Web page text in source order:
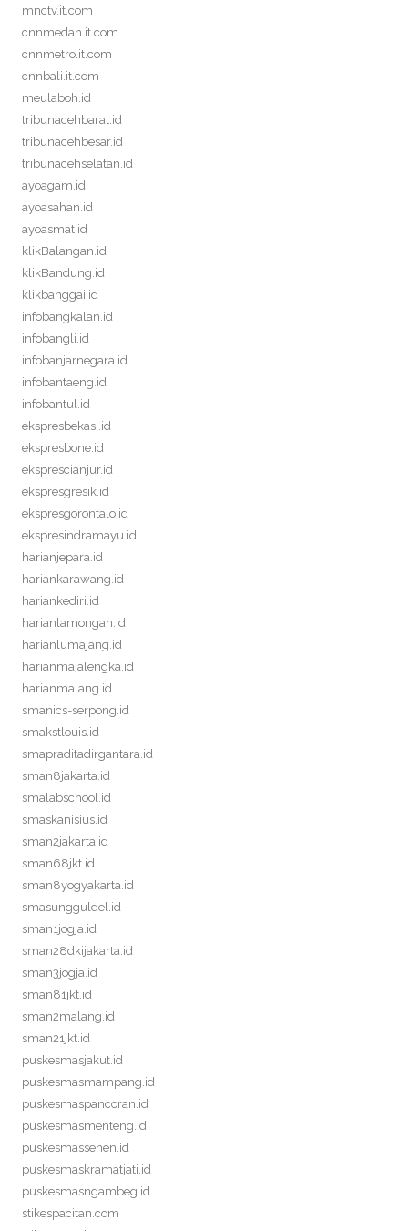
mnctv.it.com
cnnmedan.it.com
cnnmetro.it.com
cnnbali.it.com
meulaboh.id
tribunacehbarat.id
tribunacehbesar.id
tribunacehselatan.id
ayoagam.id
ayoasahan.id
ayoasmat.id
klikBalangan.id
klikBandung.id
klikbanggai.id
infobangkalan.id
infobangli.id
infobanjarnegara.id
infobantaeng.id
infobantul.id
ekspresbekasi.id
ekspresbone.id
eksprescianjur.id
ekspresgresik.id
ekspresgorontalo.id
ekspresindramayu.id
harianjepara.id
hariankarawang.id
hariankediri.id
harianlamongan.id
harianlumajang.id
harianmajalengka.id
harianmalang.id
smanics-serpong.id
smakstlouis.id
smapraditadirgantara.id
sman8jakarta.id
smalabschool.id
smaskanisius.id
sman2jakarta.id
sman68jkt.id
sman8yogyakarta.id
smasungguldel.id
sman1jogja.id
sman28dkijakarta.id
sman3jogja.id
sman81jkt.id
sman2malang.id
sman21jkt.id
puskesmasjakut.id
puskesmasmampang.id
puskesmaspancoran.id
puskesmasmenteng.id
puskesmassenen.id
puskesmaskramatjati.id
puskesmasngambeg.id
stikespacitan.com